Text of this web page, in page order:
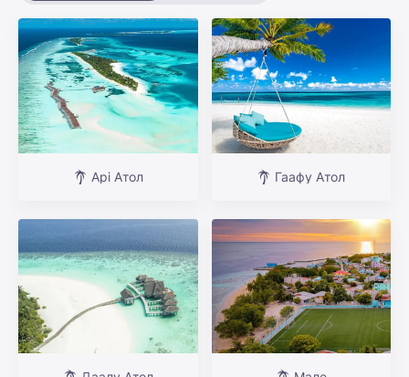
Арі Атол Гаафу Атол